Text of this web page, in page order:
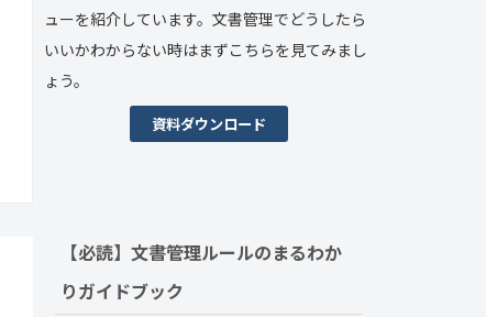
ューを紹介しています。文書管理でどうしたら
いいかわからない時はまずこちらを見てみまし
ょう。
資料ダウンロード
【必読】文書管理ルールのまるわか
りガイドブック